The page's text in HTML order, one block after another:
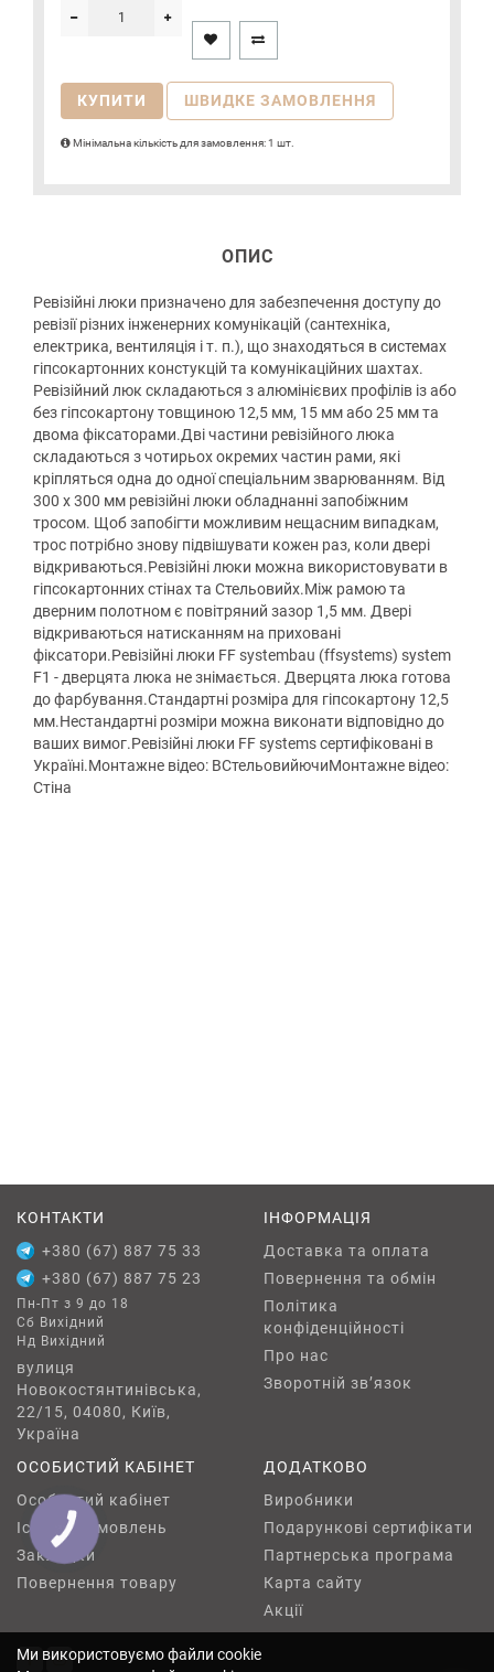
КУПИТИ ШВИДКЕ ЗАМОВЛЕННЯ
Мінімальна кількість для замовлення: 1 шт.
ОПИС
Ревізійні люки призначено для забезпечення доступу до
ревізії різних інженерних комунікацій (сантехніка,
електрика, вентиляція і т. п.), що знаходяться в системах
гіпсокартонних констукцій та комунікаційних шахтах.
Ревізійний люк складаються з алюмінієвих профілів із або
без гіпсокартону товщиною 12,5 мм, 15 мм або 25 мм та
двома фіксаторами.Дві частини ревізійного люка
складаються з чотирьох окремих частин рами, які
кріпляться одна до одної спеціальним зварюванням. Від
300 х 300 мм ревізійні люки обладнанні запобіжним
тросом. Щоб запобігти можливим нещасним випадкам,
трос потрібно знову підвішувати кожен раз, коли двері
відкриваються.Ревізійні люки можна використовувати в
гіпсокартонних стінах та Стельовийх.Між рамою та
дверним полотном є повітряний зазор 1,5 мм. Двері
відкриваються натисканням на приховані
фіксатори.Ревізійні люки FF systembau (ffsystems) system
F1 - дверцята люка не знімається. Дверцята люка готова
до фарбування.Стандартні розміра для гіпсокартону 12,5
мм.Нестандартні розміри можна виконати відповідно до
ваших вимог.Ревізійні люки FF systems сертифіковані в
Україні.Монтажне відео: ВСтельовийючиМонтажне відео:
Стіна
КОНТАКТИ
+380 (67) 887 75 33
+380 (67) 887 75 23
Пн-Пт з 9 до 18
Сб Вихідний
Нд Вихідний
вулиця
Новокостянтинівська,
22/15, 04080, Київ,
Україна
ІНФОРМАЦІЯ
Доставка та оплата
Повернення та обмін
Політика
конфіденційності
Про нас
Зворотній зв’язок
ОСОБИСТИЙ КАБІНЕТ
Особистий кабінет
Історія замовлень
Закладки
Повернення товару
ДОДАТКОВО
Виробники
Подарункові сертифікати
Партнерська програма
Карта сайту
Акції
Ми використовуємо файли cookie
КНОПКА
ЗВ'ЯЗКУ